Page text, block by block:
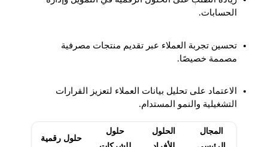
الحسابات.
تحسين تجربة العملاء عبر تقديم منتجات مصرفية
مصممة خصيصًا.
الاعتماد على تحليل بيانات العملاء لتعزيز القرارات
التشغيلية والنمو المستدام.
المجال
الحلول
حلول
حلول رقمية